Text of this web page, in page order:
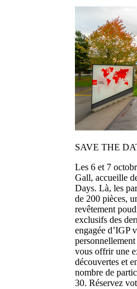
SAVE THE
Les 6 et 7
Gall, accueille
Days. Là, les
de 200 pièces,
revêtement
exclusifs des
engagée d’IGP
vous offrir une
découvertes et
nombre de
30. Réservez